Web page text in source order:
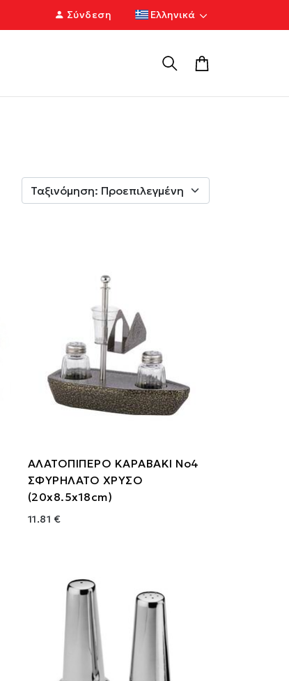
Σύνδεση Ελληνικά
ΑΛΑΤΟΠΙΠΕΡΟ ΚΑΡΑΒΑΚΙ Νο4
ΣΦΥΡΗΛΑΤΟ ΧΡΥΣΟ
(20x8.5x18cm)
11.81 €